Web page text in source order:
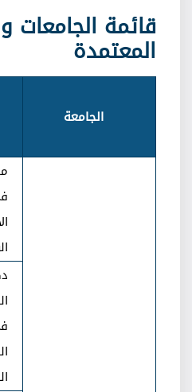
قائمة الجامعات
المعتمدة
الجامعة